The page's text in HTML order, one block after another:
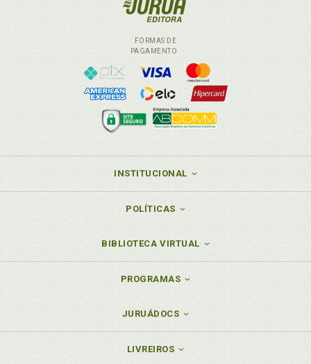
FORMAS DE
PAGAMENTO
INSTITUCIONAL
POLÍTICAS
BIBLIOTECA VIRTUAL
PROGRAMAS
JURUÁDOCS
LIVREIROS